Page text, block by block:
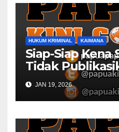
HUKUM KRIMINAL KAIMANA
Siap-Siap Kena
Tidak
Desa
JAN 19, 2026